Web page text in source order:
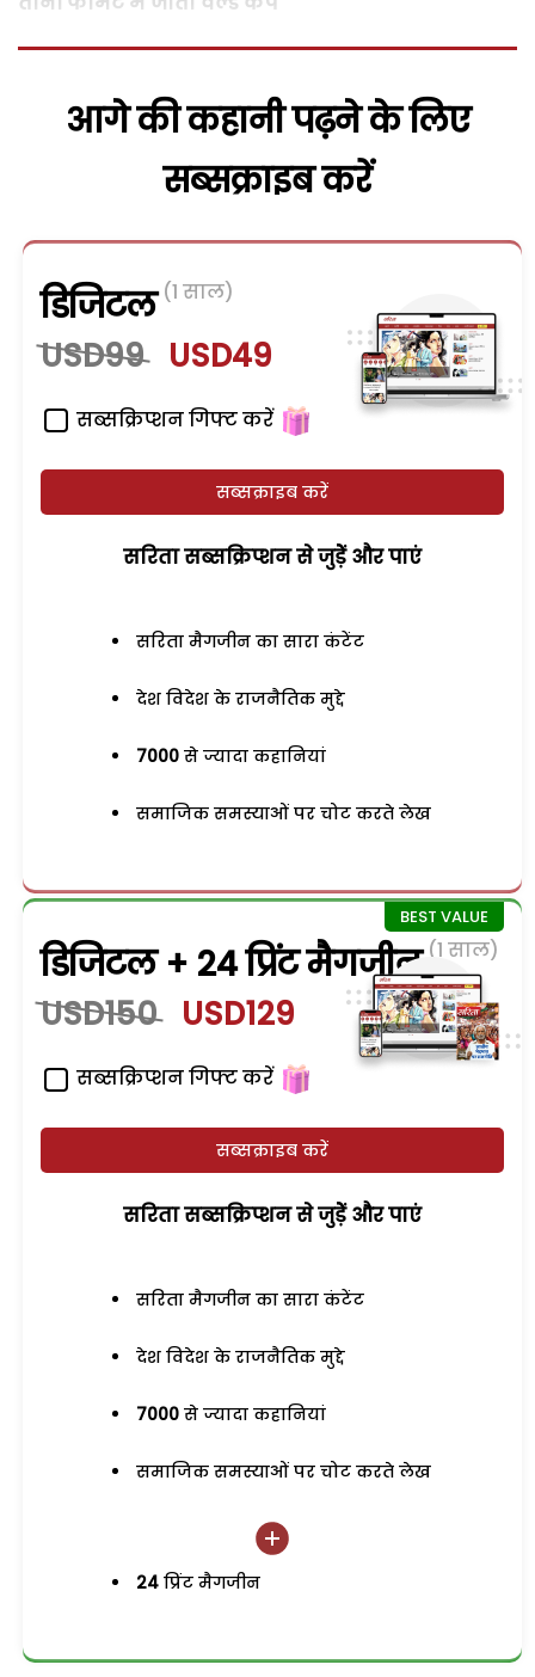
आगे की कहानी पढ़ने के लिए
सब्सक्राइब करें
डिजिटल (1 साल)
USD99 USD49
सब्सक्रिप्शन गिफ्ट करें
सब्सक्राइब करें
सरिता सब्सक्रिप्शन से जुड़ेें और पाएं
सरिता मैगजीन का सारा कंटेंट
देश विदेश के राजनैतिक मुद्दे
7000 से ज्यादा कहानियां
समाजिक समस्याओं पर चोट करते लेख
डिजिटल + 24 प्रिंट मैगजीन (1 साल)
USD150 USD129
सब्सक्रिप्शन गिफ्ट करें
सब्सक्राइब करें
सरिता सब्सक्रिप्शन से जुड़ेें और पाएं
सरिता मैगजीन का सारा कंटेंट
देश विदेश के राजनैतिक मुद्दे
7000 से ज्यादा कहानियां
समाजिक समस्याओं पर चोट करते लेख
24 प्रिंट मैगजीन